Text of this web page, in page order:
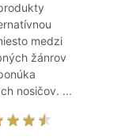
medzi
žánrov
nosičov. ...